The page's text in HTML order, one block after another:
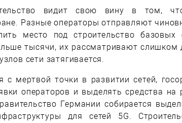
видит свою вину в том,
Разные операторы отправляют
место под строительство базовых
тысячи, их рассматривают слишком
сети затягивается.
с мертвой точки в развитии сетей,
операторов и выделять средства
Германии собирается
для сетей 5G.